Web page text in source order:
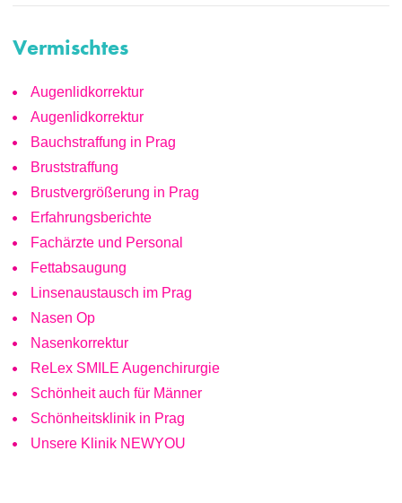
Vermischtes
Augenlidkorrektur
Augenlidkorrektur
Bauchstraffung in Prag
Bruststraffung
Brustvergrößerung in Prag
Erfahrungsberichte
Fachärzte und Personal
Fettabsaugung
Linsenaustausch im Prag
Nasen Op
Nasenkorrektur
ReLex SMILE Augenchirurgie
Schönheit auch für Männer
Schönheitsklinik in Prag
Unsere Klinik NEWYOU